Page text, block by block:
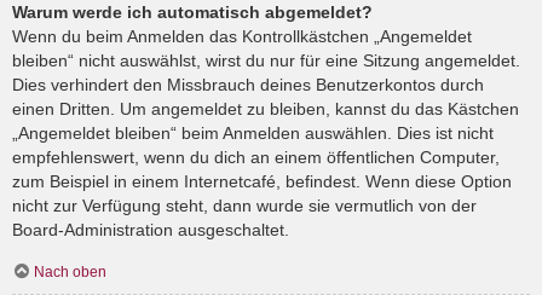
Warum werde ich automatisch abgemeldet?
Wenn du beim Anmelden das Kontrollkästchen „Angemeldet
bleiben“ nicht auswählst, wirst du nur für eine Sitzung angemeldet.
Dies verhindert den Missbrauch deines Benutzerkontos durch
einen Dritten. Um angemeldet zu bleiben, kannst du das Kästchen
„Angemeldet bleiben“ beim Anmelden auswählen. Dies ist nicht
empfehlenswert, wenn du dich an einem öffentlichen Computer,
zum Beispiel in einem Internetcafé, befindest. Wenn diese Option
nicht zur Verfügung steht, dann wurde sie vermutlich von der
Board-Administration ausgeschaltet.
Nach oben